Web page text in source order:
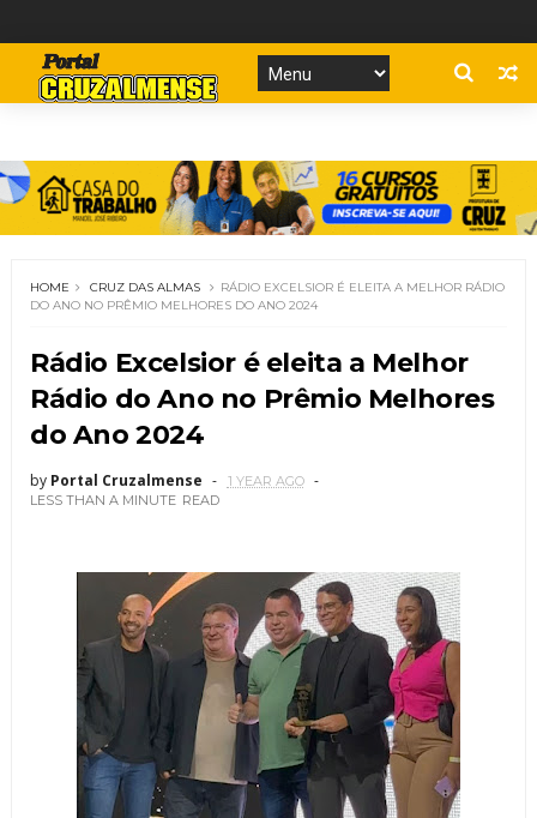
HOME CRUZ DAS ALMAS
RÁDIO EXCELSIOR É ELEITA A MELHOR RÁDIO
DO ANO NO PRÊMIO MELHORES DO ANO 2024
Rádio Excelsior é eleita a Melhor
Rádio do Ano no Prêmio Melhores
do Ano 2024
by Portal Cruzalmense
1 YEAR AGO
LESS THAN A MINUTE READ